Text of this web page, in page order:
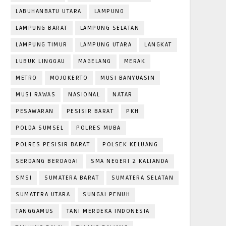
LABUHANBATU UTARA LAMPUNG
LAMPUNG BARAT LAMPUNG SELATAN
LAMPUNG TIMUR LAMPUNG UTARA LANGKAT
LUBUK LINGGAU MAGELANG MERAK
METRO MOJOKERTO MUSI BANYUASIN
MUSI RAWAS NASIONAL NATAR
PESAWARAN PESISIR BARAT PKH
POLDA SUMSEL POLRES MUBA
POLRES PESISIR BARAT POLSEK KELUANG
SERDANG BERDAGAI SMA NEGERI 2 KALIANDA
SMSI SUMATERA BARAT SUMATERA SELATAN
SUMATERA UTARA SUNGAI PENUH
TANGGAMUS TANI MERDEKA INDONESIA